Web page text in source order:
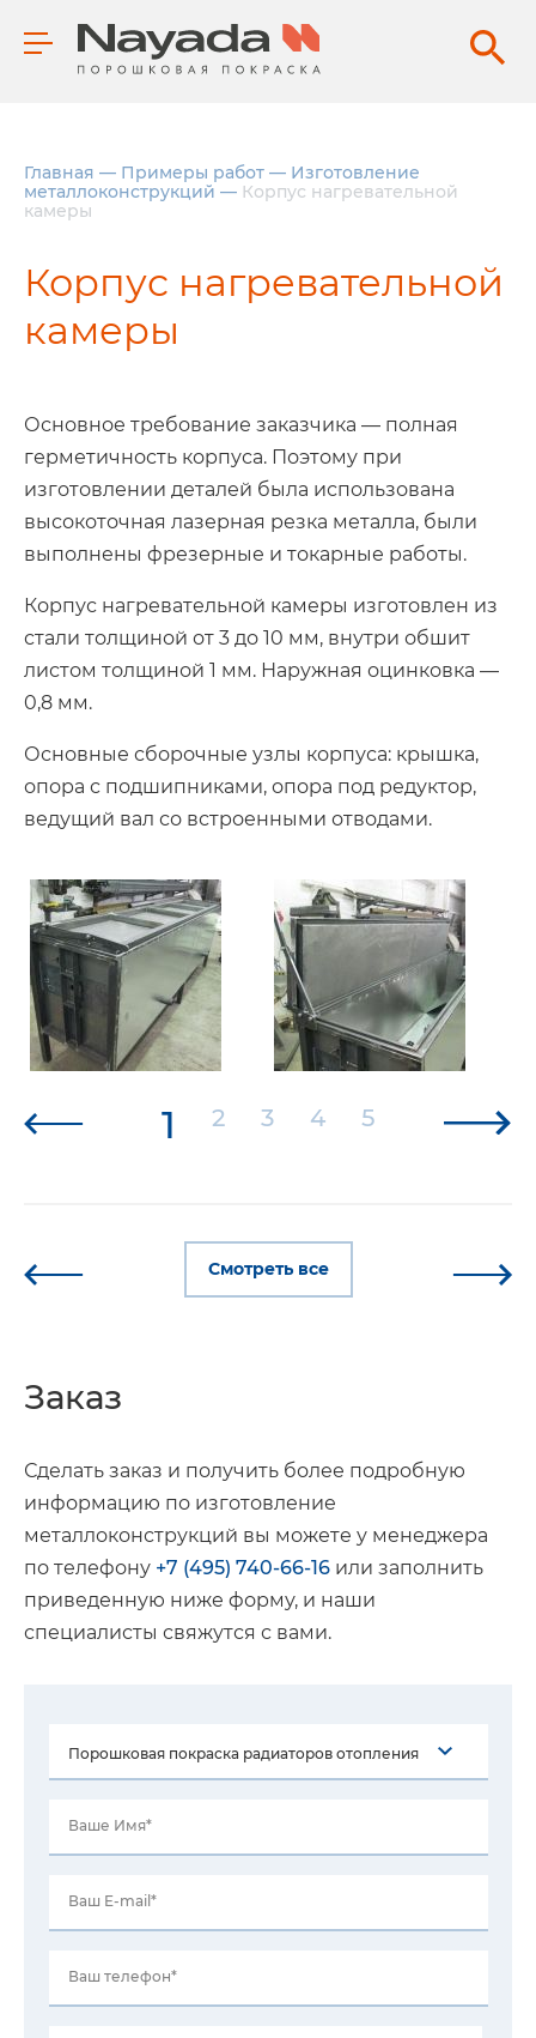
Главная — Примеры работ — Изготовление
металлоконструкций — Корпус нагревательной
камеры
Корпус нагревательной
камеры
Основное требование заказчика — полная
герметичность корпуса. Поэтому при
изготовлении деталей была использована
высокоточная лазерная резка металла, были
выполнены фрезерные и токарные работы.
Корпус нагревательной камеры изготовлен из
стали толщиной от 3 до 10 мм, внутри обшит
листом толщиной 1 мм. Наружная оцинковка —
0,8 мм.
Основные сборочные узлы корпуса: крышка,
опора с подшипниками, опора под редуктор,
ведущий вал со встроенными отводами.
1 2 3 4 5
Смотреть все
Заказ
Сделать заказ и получить более подробную
информацию по изготовление
металлоконструкций вы можете у менеджера
по телефону +7 (495) 740-66-16 или заполнить
приведенную ниже форму, и наши
специалисты свяжутся с вами.
Ваше Имя*
Ваш E-mail*
Ваш телефон*